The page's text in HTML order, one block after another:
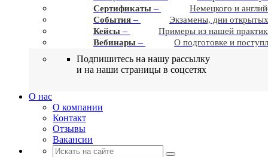
Сертификаты –
Немецкого и
События –
Экзамены, дни
Кейсы –
Примеры из нашей
Вебинары – О подготовке и
Подпишитесь на нашу рассылку
и на наши страницы в соцсетях
О нас
О компании
Контакт
Отзывы
Вакансии